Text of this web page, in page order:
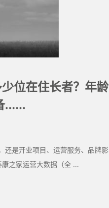
位在住长者？年龄
......
还是开业项目、运营服务、品牌影
之家运营大数据（全 ...